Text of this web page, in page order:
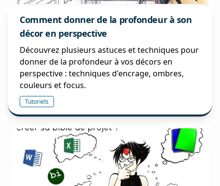
Comment donner de la profondeur à son
décor en perspective
Découvrez plusieurs astuces et techniques pour
donner de la profondeur à vos décors en
perspective : techniques d'encrage, ombres,
couleurs et focus.
Tutoriels